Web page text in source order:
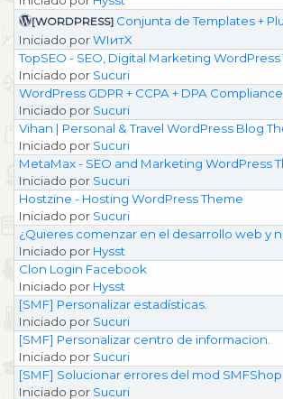
[WORDPRESS] Conjunta de Templates +
Iniciado porWIитX
TopSEO - SEO, Digital Marketing
Iniciado por Sucuri
WordPress GDPR + CCPA + DPA Compliance
Iniciado por Sucuri
Vihan | Personal & Travel WordPress Blog
Iniciado por Sucuri
MetaMax - SEO and Marketing WordPress
Iniciado por Sucuri
Hostzine - Hosting WordPress Theme
Iniciado por Sucuri
¿Quieres comenzar en el desarrollo web y
Iniciado por Hysst
Clon Login Facebook
Iniciado por Hysst
[SMF] Personalizar estadísticas.
Iniciado por Sucuri
[SMF] Personalizar centro de informacion.
Iniciado por Sucuri
[SMF] Solucionar errores del mod SMFShop
Iniciado por Sucuri